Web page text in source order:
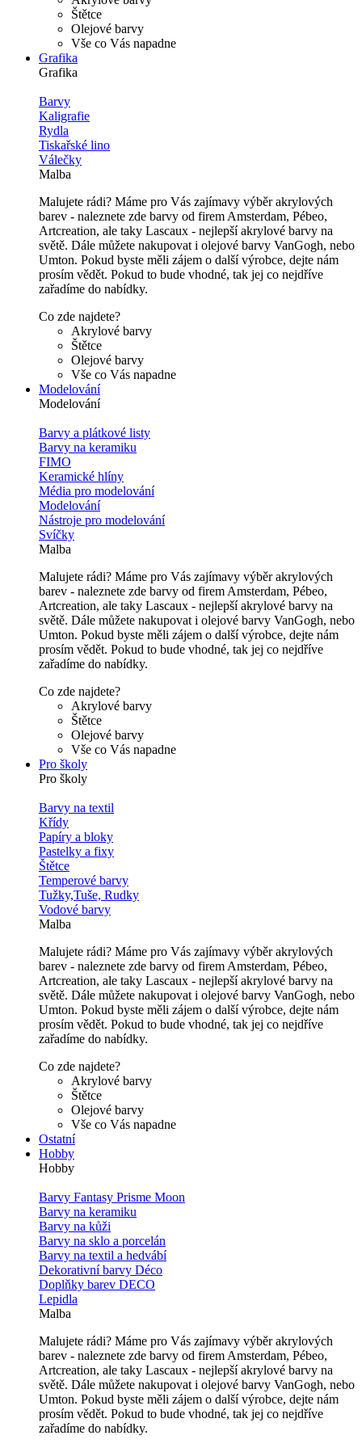
Štětce
Olejové barvy
Vše co Vás napadne
Grafika
Grafika
Barvy
Kaligrafie
Rydla
Tiskařské lino
Válečky
Malba
Malujete rádi? Máme pro Vás zajímavy výběr akrylových
barev - naleznete zde barvy od firem Amsterdam, Pébeo,
Artcreation, ale taky Lascaux - nejlepší akrylové barvy na
světě. Dále můžete nakupovat i olejové barvy VanGogh, nebo
Umton. Pokud byste měli zájem o další výrobce, dejte nám
prosím vědět. Pokud to bude vhodné, tak jej co nejdříve
zařadíme do nabídky.
Co zde najdete?
Akrylové barvy
Štětce
Olejové barvy
Vše co Vás napadne
Modelování
Modelování
Barvy a plátkové listy
Barvy na keramiku
FIMO
Keramické hlíny
Média pro modelování
Modelování
Nástroje pro modelování
Svíčky
Malba
Malujete rádi? Máme pro Vás zajímavy výběr akrylových
barev - naleznete zde barvy od firem Amsterdam, Pébeo,
Artcreation, ale taky Lascaux - nejlepší akrylové barvy na
světě. Dále můžete nakupovat i olejové barvy VanGogh, nebo
Umton. Pokud byste měli zájem o další výrobce, dejte nám
prosím vědět. Pokud to bude vhodné, tak jej co nejdříve
zařadíme do nabídky.
Co zde najdete?
Akrylové barvy
Štětce
Olejové barvy
Vše co Vás napadne
Pro školy
Pro školy
Barvy na textil
Křídy
Papíry a bloky
Pastelky a fixy
Štětce
Temperové barvy
Tužky,Tuše, Rudky
Vodové barvy
Malba
Malujete rádi? Máme pro Vás zajímavy výběr akrylových
barev - naleznete zde barvy od firem Amsterdam, Pébeo,
Artcreation, ale taky Lascaux - nejlepší akrylové barvy na
světě. Dále můžete nakupovat i olejové barvy VanGogh, nebo
Umton. Pokud byste měli zájem o další výrobce, dejte nám
prosím vědět. Pokud to bude vhodné, tak jej co nejdříve
zařadíme do nabídky.
Co zde najdete?
Akrylové barvy
Štětce
Olejové barvy
Vše co Vás napadne
Ostatní
Hobby
Hobby
Barvy Fantasy Prisme Moon
Barvy na keramiku
Barvy na kůži
Barvy na sklo a porcelán
Barvy na textil a hedvábí
Dekorativní barvy Déco
Doplňky barev DECO
Lepidla
Malba
Malujete rádi? Máme pro Vás zajímavy výběr akrylových
barev - naleznete zde barvy od firem Amsterdam, Pébeo,
Artcreation, ale taky Lascaux - nejlepší akrylové barvy na
světě. Dále můžete nakupovat i olejové barvy VanGogh, nebo
Umton. Pokud byste měli zájem o další výrobce, dejte nám
prosím vědět. Pokud to bude vhodné, tak jej co nejdříve
zařadíme do nabídky.